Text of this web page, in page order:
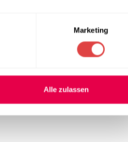
Marketing
Alle zulassen